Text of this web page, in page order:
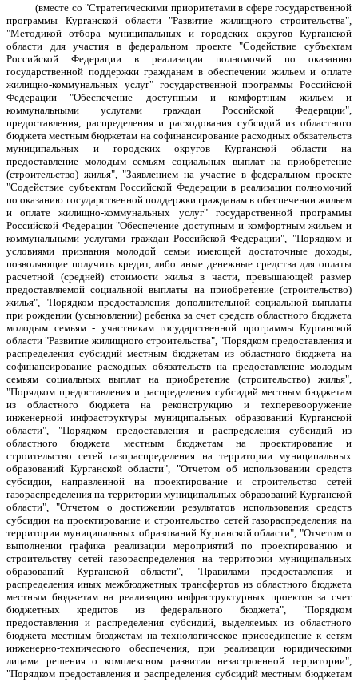
(вместе со "Стратегическими приоритетами в сфере государственной
программы Курганской области "Развитие жилищного строительства",
"Методикой отбора муниципальных и городских округов Курганской
области для участия в федеральном проекте "Содействие субъектам
Российской Федерации в реализации полномочий по оказанию
государственной поддержки гражданам в обеспечении жильем и оплате
жилищно-коммунальных услуг" государственной программы Российской
Федерации "Обеспечение доступным и комфортным жильем и
коммунальными услугами граждан Российской Федерации",
предоставления, распределения и расходования субсидий из областного
бюджета местным бюджетам на софинансирование расходных обязательств
муниципальных и городских округов Курганской области на
предоставление молодым семьям социальных выплат на приобретение
(строительство) жилья", "Заявлением на участие в федеральном проекте
"Содействие субъектам Российской Федерации в реализации полномочий
по оказанию государственной поддержки гражданам в обеспечении жильем
и оплате жилищно-коммунальных услуг" государственной программы
Российской Федерации "Обеспечение доступным и комфортным жильем и
коммунальными услугами граждан Российской Федерации", "Порядком и
условиями признания молодой семьи имеющей достаточные доходы,
позволяющие получить кредит, либо иные денежные средства для оплаты
расчетной (средней) стоимости жилья в части, превышающей размер
предоставляемой социальной выплаты на приобретение (строительство)
жилья", "Порядком предоставления дополнительной социальной выплаты
при рождении (усыновлении) ребенка за счет средств областного бюджета
молодым семьям - участникам государственной программы Курганской
области "Развитие жилищного строительства", "Порядком предоставления и
распределения субсидий местным бюджетам из областного бюджета на
софинансирование расходных обязательств на предоставление молодым
семьям социальных выплат на приобретение (строительство) жилья",
"Порядком предоставления и распределения субсидий местным бюджетам
из областного бюджета на реконструкцию и техперевооружение
инженерной инфраструктуры муниципальных образований Курганской
области", "Порядком предоставления и распределения субсидий из
областного бюджета местным бюджетам на проектирование и
строительство сетей газораспределения на территории муниципальных
образований Курганской области", "Отчетом об использовании средств
субсидии, направленной на проектирование и строительство сетей
газораспределения на территории муниципальных образований Курганской
области", "Отчетом о достижении результатов использования средств
субсидии на проектирование и строительство сетей газораспределения на
территории муниципальных образований Курганской области", "Отчетом о
выполнении графика реализации мероприятий по проектированию и
строительству сетей газораспределения на территории муниципальных
образований Курганской области", "Правилами предоставления и
распределения иных межбюджетных трансфертов из областного бюджета
местным бюджетам на реализацию инфраструктурных проектов за счет
бюджетных кредитов из федерального бюджета", "Порядком
предоставления и распределения субсидий, выделяемых из областного
бюджета местным бюджетам на технологическое присоединение к сетям
инженерно-технического обеспечения, при реализации юридическими
лицами решения о комплексном развитии незастроенной территории",
"Порядком предоставления и распределения субсидий местным бюджетам